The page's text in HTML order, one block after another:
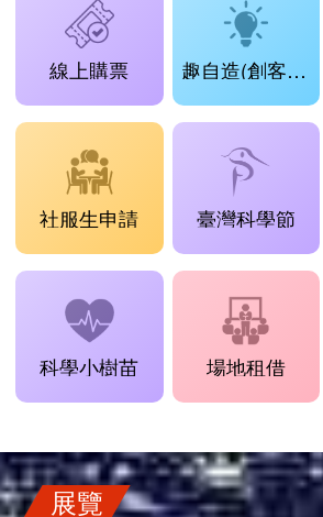
線上購票 趣自造(創客工場)
社服生申請 臺灣科學節
科學小樹苗 場地租借
展覽